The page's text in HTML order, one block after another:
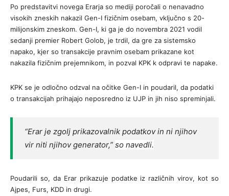
Po predstavitvi novega Erarja so mediji poročali o nenavadno
visokih zneskih nakazil Gen-I fizičnim osebam, vključno s 20-
milijonskim zneskom. Gen-I, ki ga je do novembra 2021 vodil
sedanji premier Robert Golob, je trdil, da gre za sistemsko
napako, kjer so transakcije pravnim osebam prikazane kot
nakazila fizičnim prejemnikom, in pozval KPK k odpravi te napake.
KPK se je odločno odzval na očitke Gen-I in poudaril, da podatki
o transakcijah prihajajo neposredno iz UJP in jih niso spreminjali.
“Erar je zgolj prikazovalnik podatkov in ni njihov
vir niti njihov generator,” so navedli.
Poudarili so, da Erar prikazuje podatke iz različnih virov, kot so
Ajpes, Furs, KDD in drugi.